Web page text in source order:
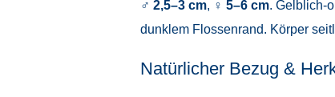
♂ 2,5–3 cm, ♀ 5–6 cm. Gelblich-
dunklem Flossenrand. Körper
Natürlicher Bezug &